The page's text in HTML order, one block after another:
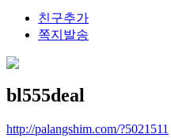
친구추가
쪽지발송
bl555deal
http://palangshim.com/?5021511